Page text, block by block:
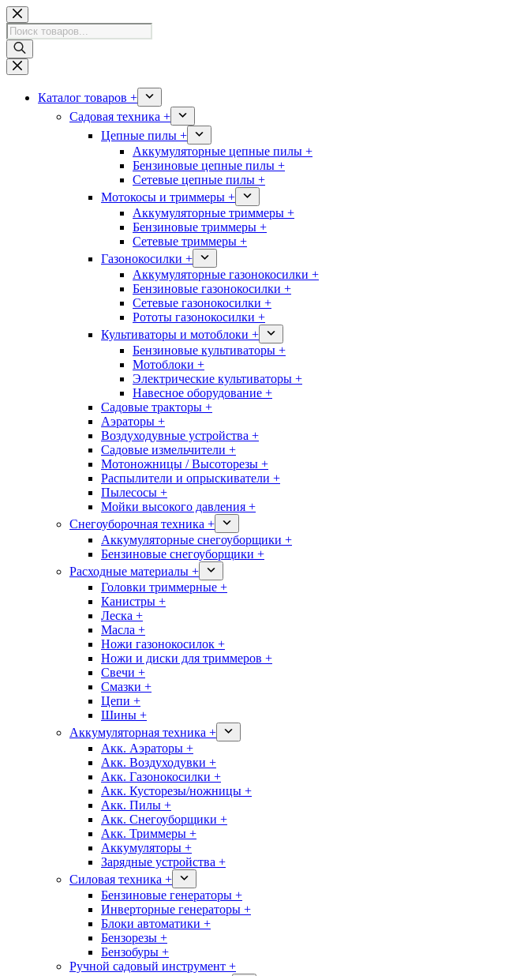
Перейти
к
сути
Поиск
товаров
Каталог товаров +
Садовая техника +
Цепные пилы +
Аккумуляторные цепные пилы +
Бензиновые цепные пилы +
Сетевые цепные пилы +
Мотокосы и триммеры +
Аккумуляторные триммеры +
Бензиновые триммеры +
Сетевые триммеры +
Газонокосилки +
Аккумуляторные газонокосилки +
Бензиновые газонокосилки +
Сетевые газонокосилки +
Рототы газонокосилки +
Культиваторы и мотоблоки +
Бензиновые культиваторы +
Мотоблоки +
Электрические культиваторы +
Навесное оборудование +
Садовые тракторы +
Аэраторы +
Воздуходувные устройства +
Садовые измельчители +
Мотоножницы / Высоторезы +
Распылители и опрыскиватели +
Пылесосы +
Мойки высокого давления +
Снегоуборочная техника +
Аккумуляторные снегоуборщики +
Бензиновые снегоуборщики +
Расходные материалы +
Головки триммерные +
Канистры +
Леска +
Масла +
Ножи газонокосилок +
Ножи и диски для триммеров +
Свечи +
Смазки +
Цепи +
Шины +
Аккумуляторная техника +
Акк. Аэраторы +
Акк. Воздуходувки +
Акк. Газонокосилки +
Акк. Кусторезы/ножницы +
Акк. Пилы +
Акк. Снегоуборщики +
Акк. Триммеры +
Аккумуляторы +
Зарядные устройства +
Силовая техника +
Бензиновые генераторы +
Инверторные генераторы +
Блоки автоматики +
Бензорезы +
Бензобуры +
Ручной садовый инструмент +